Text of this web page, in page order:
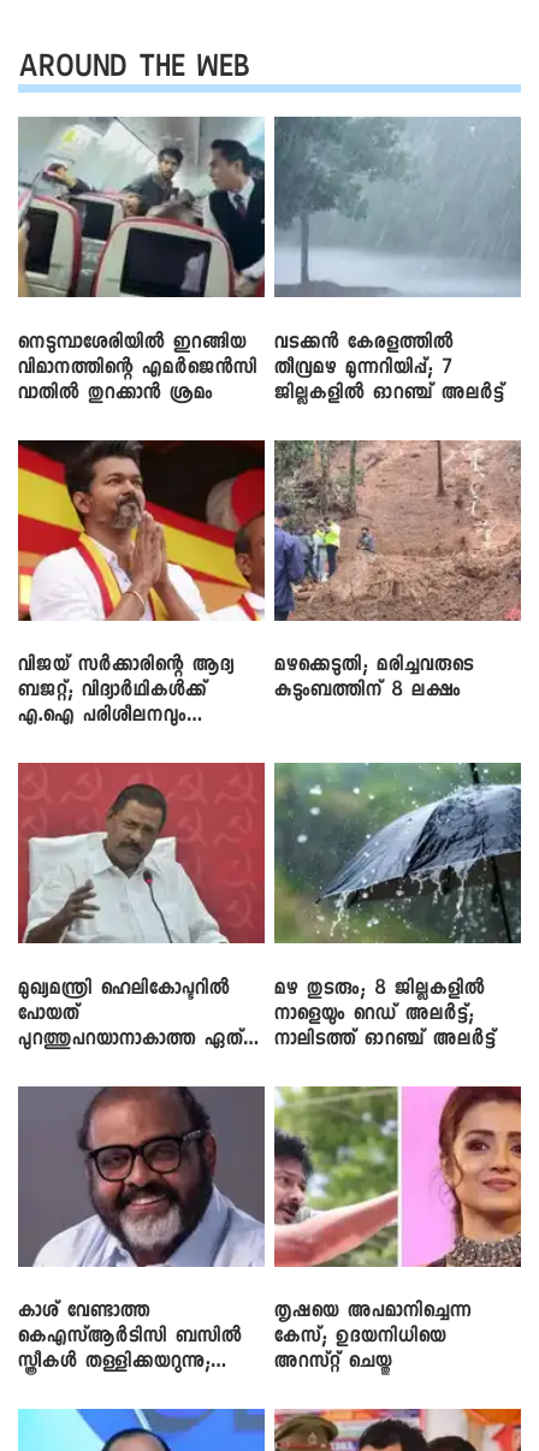
AROUND THE WEB
നെടുമ്പാശേരിയിൽ ഇറങ്ങിയ
വിമാനത്തിന്റെ എമർജെൻസി
വാതിൽ തുറക്കാൻ ശ്രമം
വടക്കൻ കേരളത്തിൽ
തീവ്രമഴ മുന്നറിയിപ്പ്; 7
ജില്ലകളിൽ ഓറഞ്ച് അലർട്ട്
വിജയ് സർക്കാരിന്റെ ആദ്യ
ബജറ്റ്; വിദ്യാർഥികൾക്ക്
എ.ഐ പരിശീലനവും
മഴക്കെടുതി; മരിച്ചവരുടെ
കുടുംബത്തിന് 8 ലക്ഷം
മുഖ്യമന്ത്രി ഹെലികോപ്ടറിൽ
പോയത്
പുറത്തുപറയാനാകാത്ത ഏത്
മഴ തുടരും; 8 ജില്ലകളിൽ
നാളെയും റെഡ് അലർട്ട്;
നാലിടത്ത് ഓറഞ്ച് അലർട്ട്
കാശ് വേണ്ടാത്ത
കെഎസ്ആർടിസി ബസിൽ
സ്ത്രീകൾ തള്ളിക്കയറുന്നു;
തൃഷയെ അപമാനിച്ചെന്ന
കേസ്; ഉദയനിധിയെ
അറസ്റ്റ് ചെയ്തു